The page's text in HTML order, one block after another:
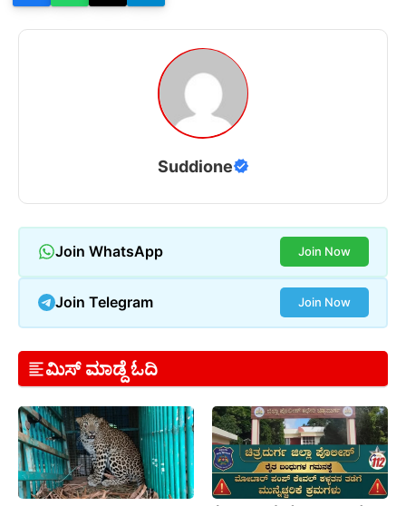
Suddione
Join WhatsApp Join Now
Join Telegram Join Now
ಮಿಸ್ ಮಾಡ್ದೆ ಓದಿ